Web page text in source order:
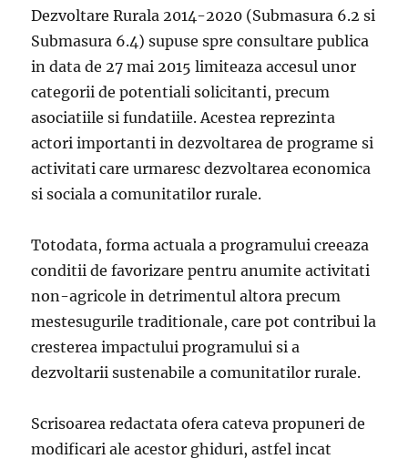
Dezvoltare Rurala 2014-2020 (Submasura 6.2 si
Submasura 6.4) supuse spre consultare publica
in data de 27 mai 2015 limiteaza accesul unor
categorii de potentiali solicitanti, precum
asociatiile si fundatiile. Acestea reprezinta
actori importanti in dezvoltarea de programe si
activitati care urmaresc dezvoltarea economica
si sociala a comunitatilor rurale.
Totodata, forma actuala a programului creeaza
conditii de favorizare pentru anumite activitati
non-agricole in detrimentul altora precum
mestesugurile traditionale, care pot contribui la
cresterea impactului programului si a
dezvoltarii sustenabile a comunitatilor rurale.
Scrisoarea redactata ofera cateva propuneri de
modificari ale acestor ghiduri, astfel incat